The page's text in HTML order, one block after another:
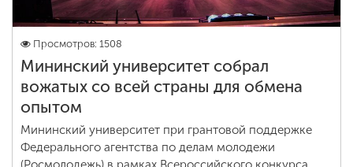
Просмотров: 1508
Мининский университет собрал
вожатых со всей страны для обмена
опытом
Мининский университет при грантовой поддержке
Федерального агентства по делам молодежи